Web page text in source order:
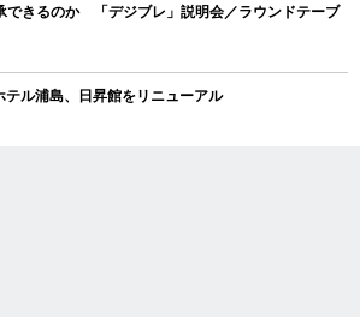
できるのか 「デジブレ」説明会／ラウンドテーブ
ル浦島、日昇館をリニューアル